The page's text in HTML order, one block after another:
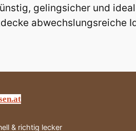
gelingsicher und
abwechslungsreiche
& richtig lecker